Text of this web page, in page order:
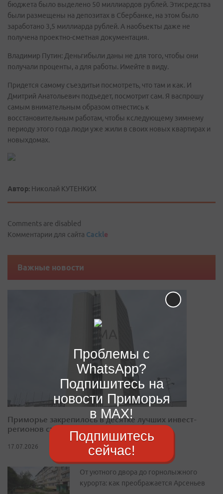
бюджета было выделено 50 миллиардов рублей. Этисредства
были размещены на депозитах в Сбербанке, на этом было
заработано 3,5 миллиарда рублей. А наобъекты даже не
получена проектно-сметная документация.
Владимир Путин: Деньгибыли даны не для того, чтобы они
получали проценты, а для работы. Имейте в виду.
Придется самому съездитьи посмотреть, что там и как. И
Дмитрий Анатольевич подъедет, посмотрит сам. Я васпрошу
самым внимательным образом отнестись к
восстановительным работам, чтобы кследующему зимнему
периоду этого года люди уже жили в своих новых квартирах и
новыхдомах.
Автор: Николай КУТЕНКИХ
Comments are disabled
Комментарии для сайта Cackle
Важные новости
Приморье закрепилось в десятке лучших инвест-
регионов страны
17.07.2026
От уютного двора до горнолыжного
курорта: как преображается Арсеньев
Проблемы с
WhatsApp?
Подпишитесь на
новости Приморья
в MAX!
Подпишитесь
сейчас!